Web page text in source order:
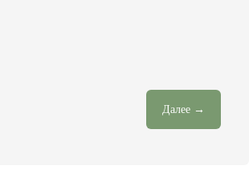
Далее →